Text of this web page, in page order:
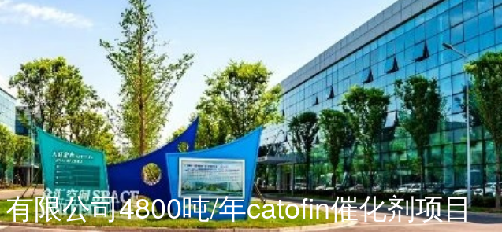
限公司4800吨/年catofin催化剂项目